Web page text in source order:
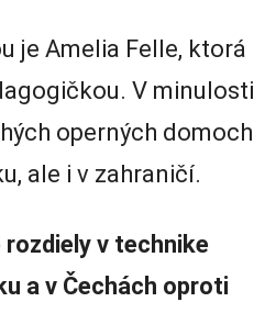
je Amelia Felle, ktorá
V minulosti
operných domoch
ale i v zahraničí.
v technike
a v Čechách oproti